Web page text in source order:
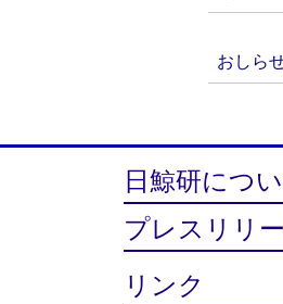
おしら
日鯨研につ
プレスリリ
リンク